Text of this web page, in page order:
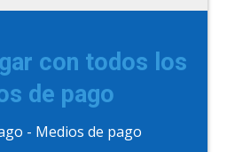
con todos los
de pago